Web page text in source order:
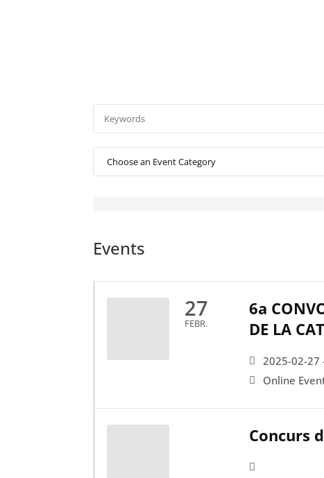
Events
27
FEBR.
6a
DE LA
2025-02-27
Online
Concurs